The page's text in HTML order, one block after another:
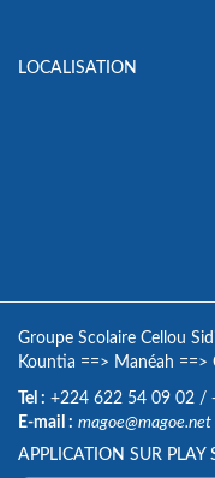
LOCALISATION
Groupe Scolaire Cellou
Kountia ==> Manéah ==>
Tel : +224 622 54 09 02 /
E-mail : magoe@magoe.net
APPLICATION SUR PLAY